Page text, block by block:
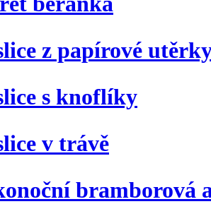
z papírové
s knoflíky
v trávě
bramborová